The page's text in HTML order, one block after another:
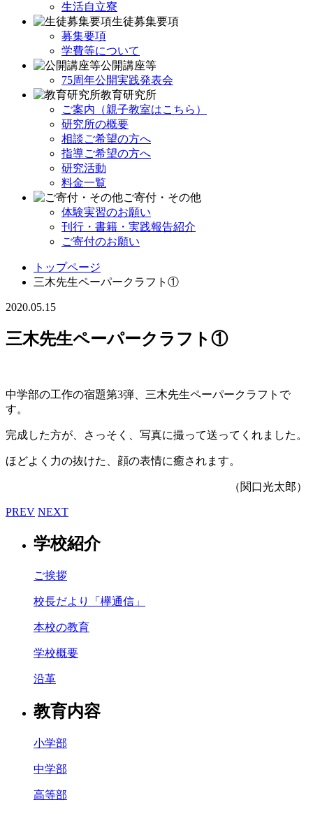
生活自立寮
生徒募集要項
募集要項
学費等について
公開講座等
75周年公開実践発表会
教育研究所
ご案内（親子教室はこちら）
研究所の概要
相談ご希望の方へ
指導ご希望の方へ
研究活動
料金一覧
ご寄付・その他
体験実習のお願い
刊行・書籍・実践報告紹介
ご寄付のお願い
トップページ
三木先生ペーパークラフト①
2020.05.15
三木先生ペーパークラフト①
中学部の工作の宿題第3弾、三木先生ペーパークラフトで
す。
完成した方が、さっそく、写真に撮って送ってくれました。
ほどよく力の抜けた、顔の表情に癒されます。
（関口光太郎）
PREV NEXT
学校紹介
ご挨拶
校長だより「欅通信」
本校の教育
学校概要
沿革
教育内容
小学部
中学部
高等部